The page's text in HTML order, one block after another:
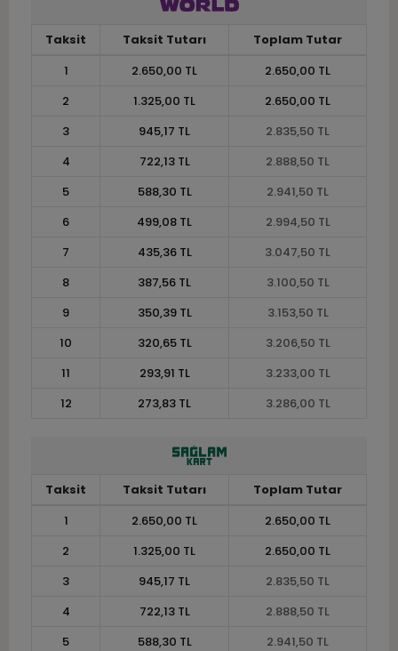
Taksit Taksit Tutarı
Toplam Tutar
1
2.650,00 TL
2.650,00 TL
2
1.325,00 TL
2.650,00 TL
3
945,17 TL
2.835,50 TL
4
722,13 TL
2.888,50 TL
5
588,30 TL
2.941,50 TL
6
499,08 TL
2.994,50 TL
7
435,36 TL
3.047,50 TL
8
387,56 TL
3.100,50 TL
9
350,39 TL
3.153,50 TL
10
320,65 TL
3.206,50 TL
11
293,91 TL
3.233,00 TL
12
273,83 TL 3.286,00 TL
Taksit Taksit Tutarı
Toplam Tutar
1
2.650,00 TL
2.650,00 TL
2
1.325,00 TL
2.650,00 TL
3
945,17 TL
2.835,50 TL
4
722,13 TL
2.888,50 TL
5
588,30 TL
2.941,50 TL